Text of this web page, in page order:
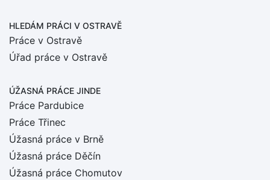
HLEDÁM PRÁCI V OSTRAVĚ
Práce v Ostravě
Úřad práce v Ostravě
ÚŽASNÁ PRÁCE JINDE
Práce Pardubice
Práce Třinec
Úžasná práce v Brně
Úžasná práce Děčín
Úžasná práce Chomutov